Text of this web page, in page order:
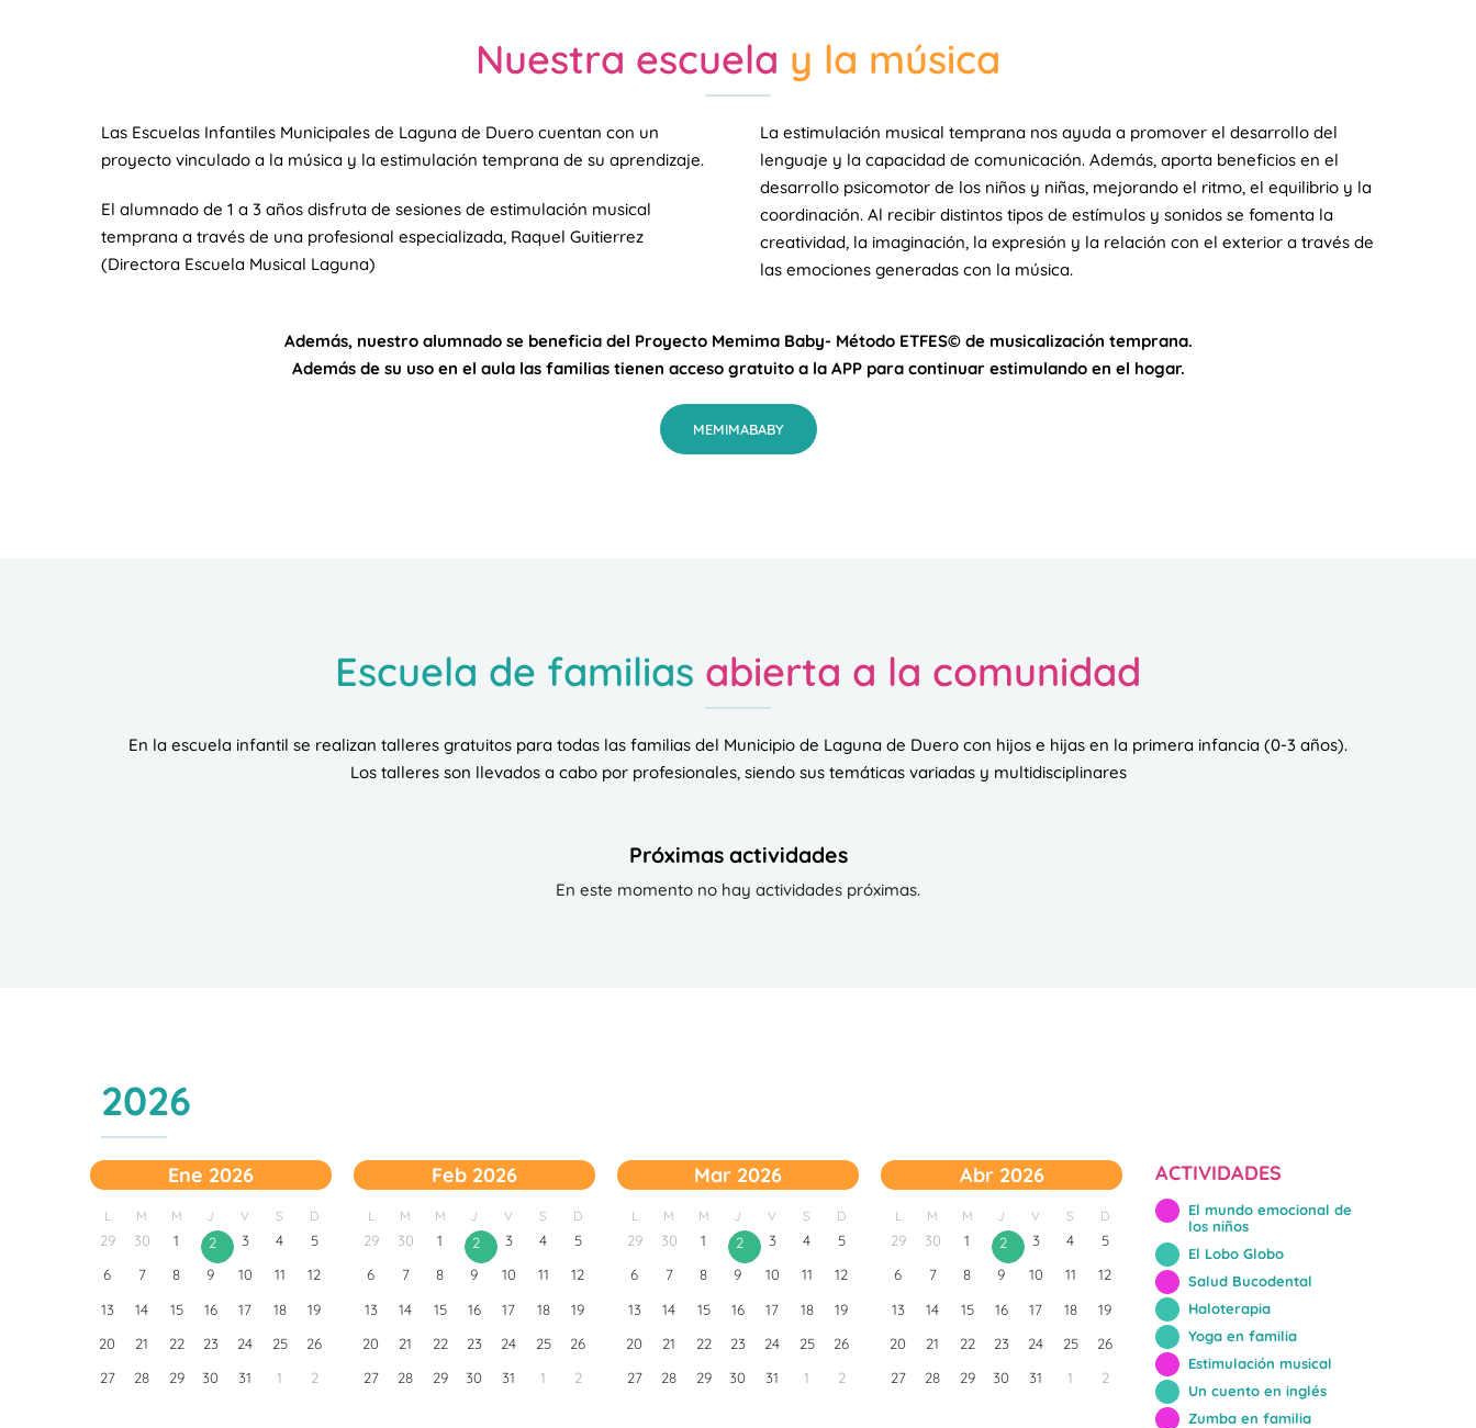
Nuestra escuela y la música
Las Escuelas Infantiles Municipales de Laguna de Duero cuentan con un
proyecto vinculado a la música y la estimulación temprana de su aprendizaje.
El alumnado de 1 a 3 años disfruta de sesiones de estimulación musical
temprana a través de una profesional especializada, Raquel Guitierrez
(Directora Escuela Musical Laguna)
La estimulación musical temprana nos ayuda a promover el desarrollo del
lenguaje y la capacidad de comunicación. Además, aporta beneficios en el
desarrollo psicomotor de los niños y niñas, mejorando el ritmo, el equilibrio y la
coordinación. Al recibir distintos tipos de estímulos y sonidos se fomenta la
creatividad, la imaginación, la expresión y la relación con el exterior a través de
las emociones generadas con la música.
Además, nuestro alumnado se beneficia del Proyecto Memima Baby- Método ETFES© de musicalización temprana.
Además de su uso en el aula las familias tienen acceso gratuito a la APP para continuar estimulando en el hogar.
MEMIMABABY
Escuela de familias abierta a la comunidad
En la escuela infantil se realizan talleres gratuitos para todas las familias del Municipio de Laguna de Duero con hijos e hijas en la primera infancia (0-3 años).
Los talleres son llevados a cabo por profesionales, siendo sus temáticas variadas y multidisciplinares
Próximas actividades
En este momento no hay actividades próximas.
2026
Ene 2026
L M M J V S D
29 30 1 2 3 4
5
6
7 8 9 10 11
12
13
14 15 16 17 18
19
20
21 22 23 24 25
26
27
28 29 30 31 1 2
Feb 2026
L M M J V S D
29 30 1 2 3 4
5
6
7 8 9 10 11
12
13
14 15 16 17 18
19
20
21 22 23 24 25
26
27
28 29 30 31 1 2
Mar 2026
L M M J V S D
29 30 1 2 3 4
5
6
7 8 9 10 11
12
13
14 15 16 17 18
19
20
21 22 23 24 25
26
27
28 29 30 31 1 2
Abr 2026
L M M J V S D
29 30 1 2 3 4
5
6
7 8 9 10 11
12
13
14 15 16 17 18
19
20
21 22 23 24 25
26
27
28 29 30 31 1 2
ACTIVIDADES
El mundo emocional de
los niños
El Lobo Globo
Salud Bucodental
Haloterapia
Yoga en familia
Estimulación musical
Un cuento en inglés
Zumba en familia